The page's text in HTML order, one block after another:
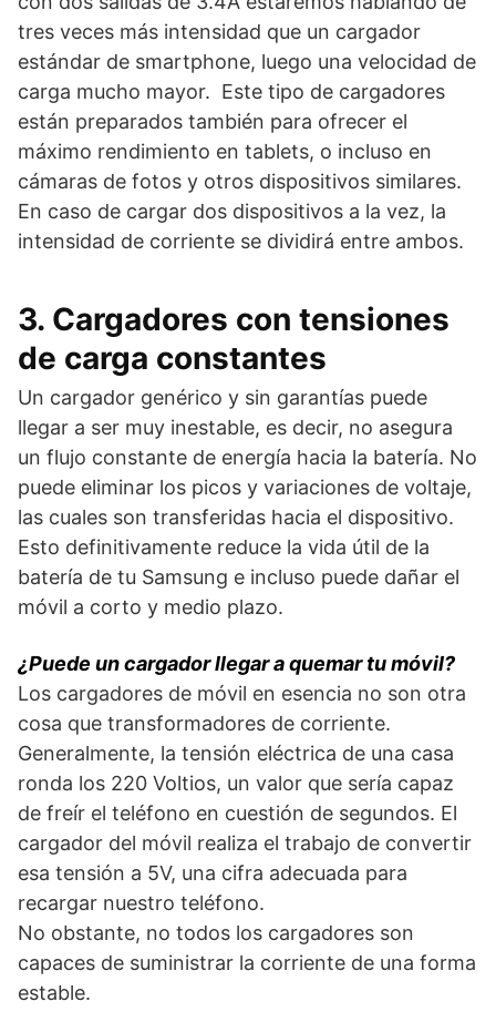
tres veces más intensidad que un cargador
estándar de smartphone, luego una velocidad de
carga mucho mayor. Este tipo de cargadores
están preparados también para ofrecer el
máximo rendimiento en tablets, o incluso en
cámaras de fotos y otros dispositivos similares.
En caso de cargar dos dispositivos a la vez, la
intensidad de corriente se dividirá entre ambos.
3. Cargadores con tensiones
de carga constantes
Un cargador genérico y sin garantías puede
llegar a ser muy inestable, es decir, no asegura
un flujo constante de energía hacia la batería. No
puede eliminar los picos y variaciones de voltaje,
las cuales son transferidas hacia el dispositivo.
Esto definitivamente reduce la vida útil de la
batería de tu Samsung e incluso puede dañar el
móvil a corto y medio plazo.
¿Puede un cargador llegar a quemar tu móvil?
Los cargadores de móvil en esencia no son otra
cosa que transformadores de corriente.
Generalmente, la tensión eléctrica de una casa
ronda los 220 Voltios, un valor que sería capaz
de freír el teléfono en cuestión de segundos. El
cargador del móvil realiza el trabajo de convertir
esa tensión a 5V, una cifra adecuada para
recargar nuestro teléfono.
No obstante, no todos los cargadores son
capaces de suministrar la corriente de una forma
estable.